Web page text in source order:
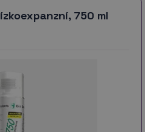
750 ml